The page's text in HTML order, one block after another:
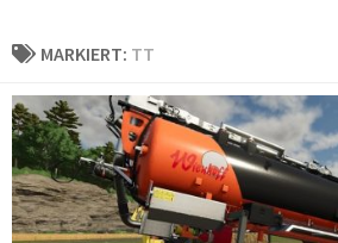
MARKIERT: TT